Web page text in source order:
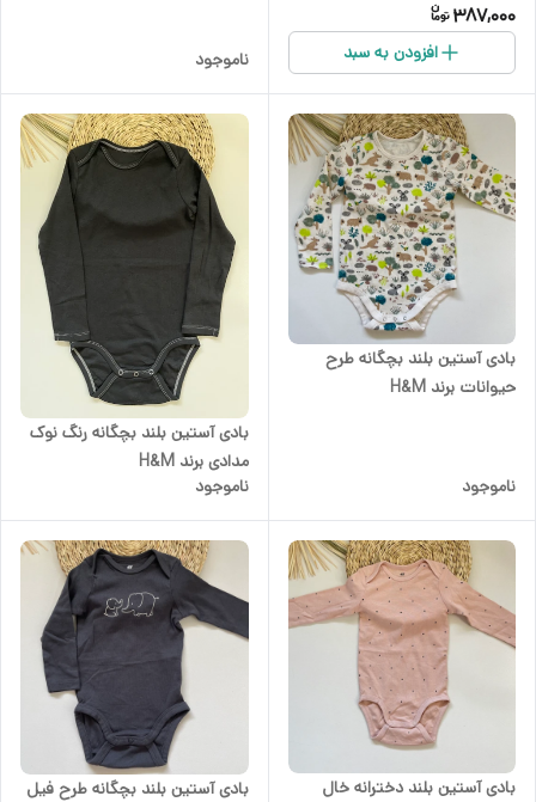
387,000
افزودن به سبد ناموجود
بادی آستین بلند بچگانه طرح
حیوانات برند H&M
ناموجود
بادی آستین بلند بچگانه رنگ نوک
مدادی برند H&M
ناموجود
بادی آستین بلند دخترانه خال
بادی آستین بلند بچگانه طرح فیل